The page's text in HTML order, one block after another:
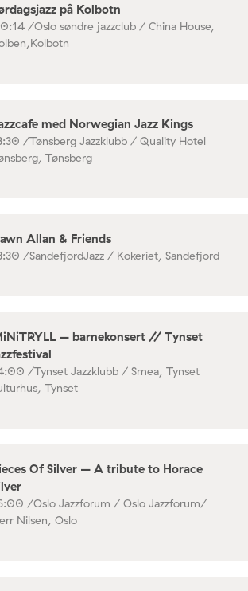
på Kolbotn
/Oslo søndre jazzclub / China House,
med Norwegian Jazz Kings
/Tønsberg Jazzklubb / Quality Hotel
Tønsberg
Allan & Friends
/SandefjordJazz / Kokeriet, Sandefjord
– barnekonsert // Tynset
/Tynset Jazzklubb / Smea, Tynset
Tynset
Of Silver – A tribute to Horace
/Oslo Jazzforum / Oslo Jazzforum/
Nilsen, Oslo